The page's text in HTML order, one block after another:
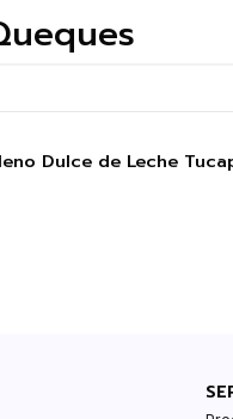
Dulce de Leche